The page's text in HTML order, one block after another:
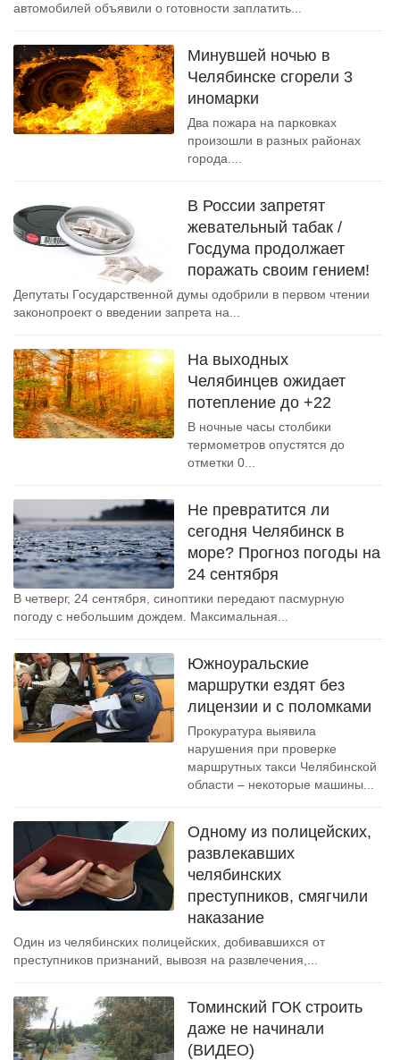
автомобилей объявили о готовности заплатить...
Минувшей ночью в
Челябинске сгорели 3
иномарки
Два пожара на парковках
произошли в разных районах
города....
В России запретят
жевательный табак /
Госдума продолжает
поражать своим гением!
Депутаты Государственной думы одобрили в первом чтении
законопроект о введении запрета на...
На выходных
Челябинцев ожидает
потепление до +22
В ночные часы столбики
термометров опустятся до
отметки 0...
Не превратится ли
сегодня Челябинск в
море? Прогноз погоды на
24 сентября
В четверг, 24 сентября, синоптики передают пасмурную
погоду с небольшим дождем. Максимальная...
Южноуральские
маршрутки ездят без
лицензии и с поломками
Прокуратура выявила
нарушения при проверке
маршрутных такси Челябинской
области – некоторые машины...
Одному из полицейских,
развлекавших
челябинских
преступников, смягчили
наказание
Один из челябинских полицейских, добивавшихся от
преступников признаний, вывозя на развлечения,...
Томинский ГОК строить
даже не начинали
(ВИДЕО)